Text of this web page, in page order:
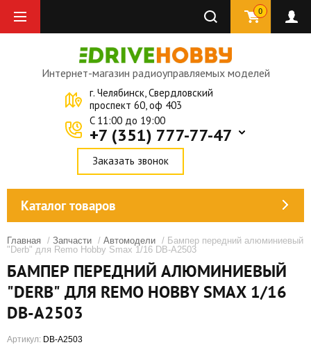
0
Интернет-магазин радиоуправляемых моделей
г. Челябинск, Свердловский
проспект 60, оф 403
C 11:00 до 19:00
+7 (351) 777-77-47
Заказать звонок
Каталог товаров
Главная / Запчасти / Автомодели / Бампер передний алюминиевый
"Derb" для Remo Hobby Smax 1/16 DB-A2503
БАМПЕР ПЕРЕДНИЙ АЛЮМИНИЕВЫЙ
"DERB" ДЛЯ REMO HOBBY SMAX 1/16
DB-A2503
Артикул: DB-A2503